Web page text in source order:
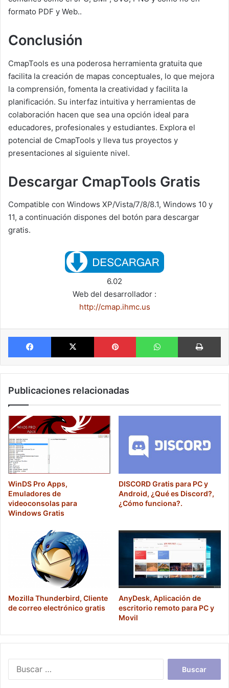
formato PDF y Web..
Conclusión
CmapTools es una poderosa herramienta gratuita que
facilita la creación de mapas conceptuales, lo que mejora
la comprensión, fomenta la creatividad y facilita la
planificación. Su interfaz intuitiva y herramientas de
colaboración hacen que sea una opción ideal para
educadores, profesionales y estudiantes. Explora el
potencial de CmapTools y lleva tus proyectos y
presentaciones al siguiente nivel.
Descargar CmapTools Gratis
Compatible con Windows XP/Vista/7/8/8.1, Windows 10 y
11, a continuación dispones del botón para descargar
gratis.
6.02
Web del desarrollador :
http://cmap.ihmc.us
Facebook X Pinterest WhatsApp
Publicaciones relacionadas
WinDS Pro Apps,
Emuladores de
videoconsolas para
Windows Gratis
DISCORD Gratis para PC y
Android, ¿Qué es Discord?,
¿Cómo funciona?.
Mozilla Thunderbird, Cliente
de correo electrónico gratis
AnyDesk, Aplicación de
escritorio remoto para PC y
Movil